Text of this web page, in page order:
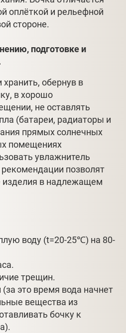
оплёткой и рельефной
стороне.
подготовке и
обернув в
в хорошо
не оставлять
(батареи, радиаторы и
прямых солнечных
помещениях
увлажнитель
позволят
изделия в надлежащем
воду (t=20-25℃) на 80-
трещин.
(за это время вода начнет
вещества из
бочку к